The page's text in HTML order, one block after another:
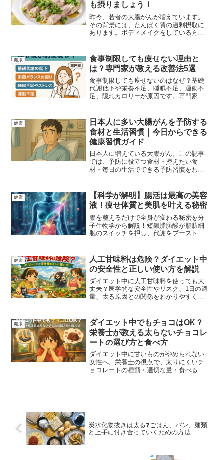
も摂りましょう！
昨今、若者の大腸がんが増えています。
その背景には、たんぱく質の過剰摂取に
あります。ボディメイクをしている方は
な栄養素が不足しています。その一つが
食物繊維です。積極的に野菜を食べまし
ょう。
健康
食事制限しても痩せない理由と
は？専門家が教える改善法5選
食事制限しても痩せないのはなぜ？基礎
代謝低下や栄養不足、睡眠不足、運動不
足、隠れカロリーが原因です。専門家の
健康
日本人に多い大腸がんを予防する
食材と生活習慣｜今日からできる
健康習慣ガイド
日本人に増えている大腸がん。この記事
では、予防に役立つ食材・控えたい食
材・毎日の生活でできる予防習慣をわか
とめました。
健康
【科学が解明】腸活は最高の美容
液！痩せ体質と美肌を叶える秘密
腸を整えるだけで全身が変わる秘密を分
子生物学から解説！短鎖脂肪酸が脂肪細
胞のスイッチを押し、代謝をブースト。
紹介します。
健康
人工甘味料は危険？ダイエット中
の安全性と正しい使い方を解説
ダイエット中に人工甘味料を使っても大
丈夫？医学的な安全性やリスク、1日の適
量、太る原因との関係をわかりやすく解
健康
ダイエット中でもチョコはOK？
栄養士が教える太らないチョコレ
ートの選び方と食べ方
ダイエット中に甘いものがやめられない
女性へ。栄養士の視点で、太りにくいチ
ョコレートの種類・適切な量・食べるタ
炭水化物抜きは太る❓ごはん、パン、麺類
と上手に付き合っていくための方法